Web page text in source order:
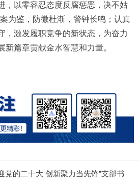
，以零容忍态度反腐惩恶，决不姑
为鉴，防微杜渐，警钟长鸣；认真
，激发履职竞争的新状态，为奋力
新篇章贡献金水智慧和力量。
党的二十大 创新聚力当先锋”支部书